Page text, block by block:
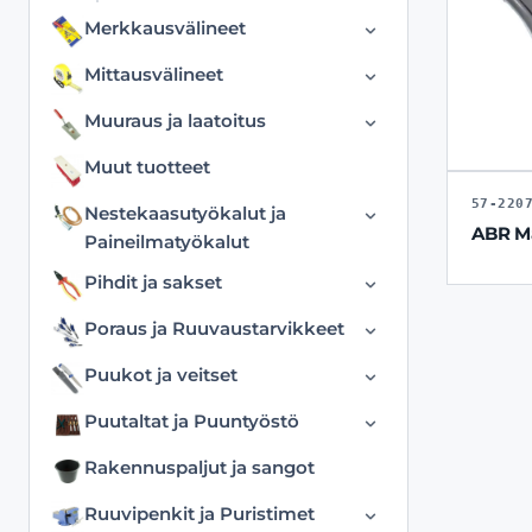
Merkkausvälineet
Erikoismerkkausvälineet
rakennusliidut
Merkkauslangat ja väriaineet
Mittausvälineet
Digitaaliset mittalaitteet
Suorakulmat
Työntömitat ja mikrometrit
Muuraus ja laatoitus
Laattaleikkurit ja varaterät
Linjarit
Muurauskauhat
Sekoittimet
Silikonityökalut ja
Uretaanityökalut
Muut tuotteet
Nestekaasutyökalut ja
Paineilmatyökalut
Kaasutarvikkeet
Pihdit ja sakset
Erikoispihdit ja
monitoimisakset
Jakoavaimet
Lukkopihdit ja hitsauspihdit
Peltisakset
Pihdit ja leikkurit
Poraus ja Ruuvaustarvikkeet
Erikoisporanterät
Konekärjet ja
Konekärkipitimet
Puukot ja veitset
Erikoisveitset
Puutaltat ja Puuntyöstö
Aihiot ja Materiaalit
vuolupuukot
Rakennuspaljut ja sangot
Ruuvipenkit ja Puristimet
57-
ABR